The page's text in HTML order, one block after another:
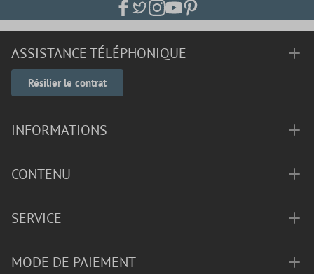
ASSISTANCE TÉLÉPHONIQUE
Résilier le contrat
INFORMATIONS
CONTENU
SERVICE
MODE DE PAIEMENT